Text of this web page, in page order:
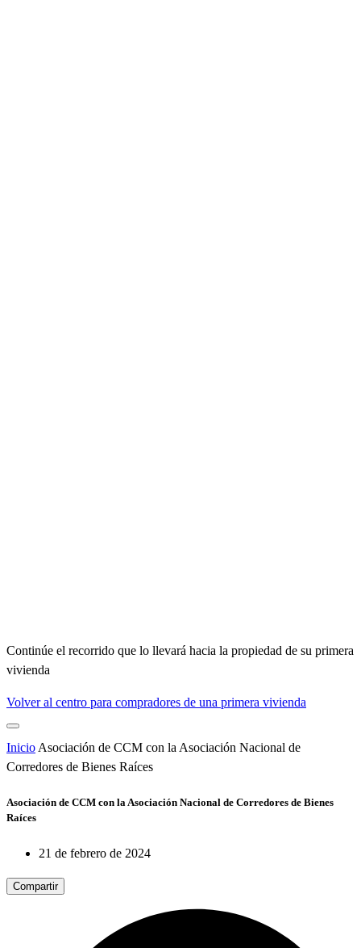
Continúe el recorrido que lo llevará hacia la propiedad de su primera
vivienda
Volver al centro para compradores de una primera vivienda
Inicio Asociación de CCM con la Asociación Nacional de
Corredores de Bienes Raíces
Asociación de CCM con la Asociación Nacional de Corredores de Bienes
Raíces
21 de febrero de 2024
Compartir